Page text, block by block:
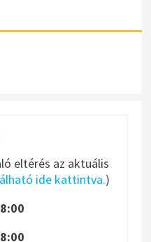
eltérés az aktuális
ide kattintva.)
8:00
8:00